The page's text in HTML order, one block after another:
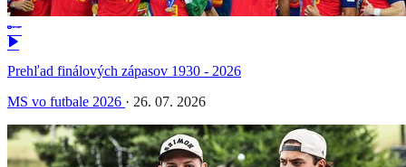
Prehľad finálových zápasov 1930 - 2026
MS vo futbale 2026 · 26. 07. 2026